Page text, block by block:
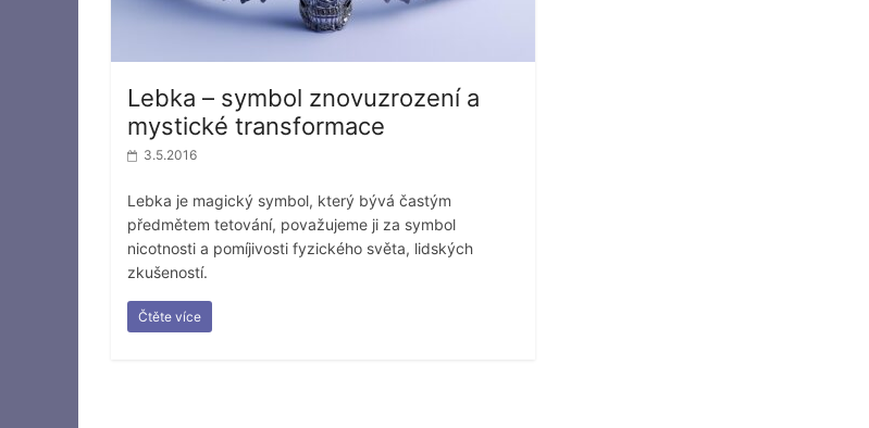
Lebka – symbol znovuzrození a
mystické transformace
3.5.2016
Lebka je magický symbol, který bývá častým
předmětem tetování, považujeme ji za symbol
nicotnosti a pomíjivosti fyzického světa, lidských
zkušeností.
Čtěte více